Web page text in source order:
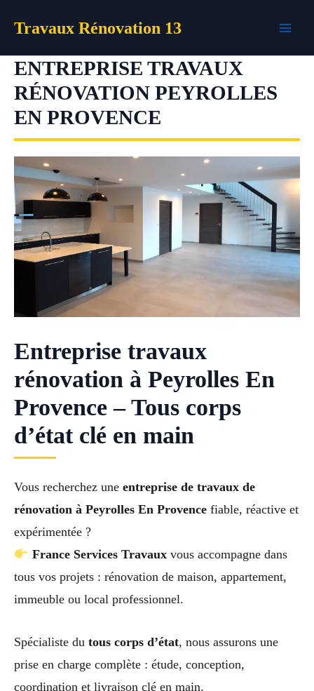
Travaux Rénovation 13
ENTREPRISE TRAVAUX
RÉNOVATION PEYROLLES
EN PROVENCE
Entreprise travaux
rénovation à Peyrolles En
Provence – Tous corps
d’état clé en main
Vous recherchez une entreprise de travaux de
rénovation à Peyrolles En Provence fiable, réactive et
expérimentée ?
France Services Travauxvous accompagne dans
tous vos projets : rénovation de maison, appartement,
immeuble ou local professionnel.
Spécialiste du tous corps d’état, nous assurons une
prise en charge complète : étude, conception,
coordination et livraison clé en main.